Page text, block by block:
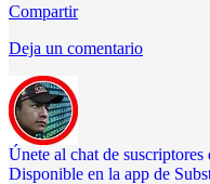
Compartir
Deja un comentario
Únete al chat de
Disponible en la app de